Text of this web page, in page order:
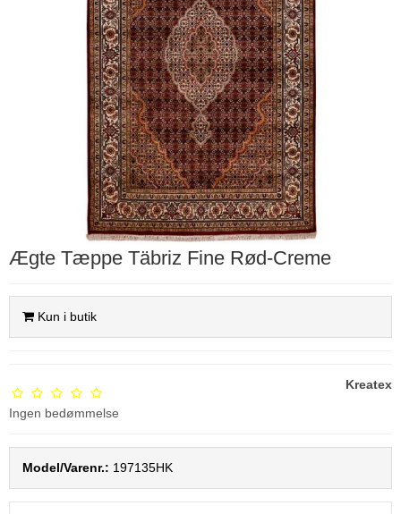
Ægte Tæppe Täbriz Fine Rød-Creme
Kun i butik
Ingen bedømmelse
Kreatex
Model/Varenr.: 197135HK